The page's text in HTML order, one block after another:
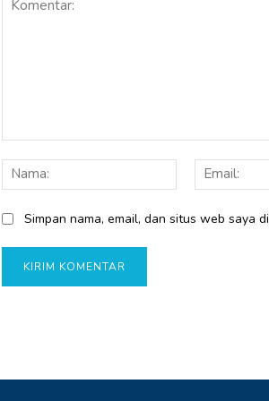
Nama:
Simpan nama, email, dan situs web saya